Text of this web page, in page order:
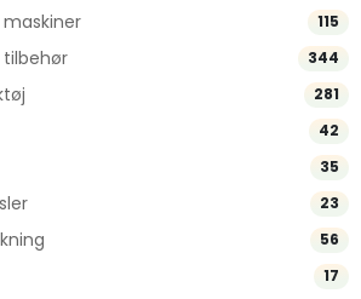
maskiner 115
tilbehør 344
281
42
35
23
56
17